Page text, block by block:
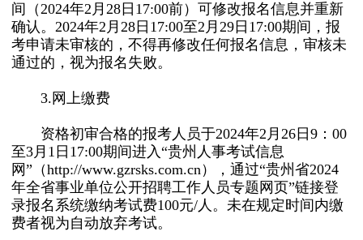
间（2024年2月28日17:00前）可修改报名信息并重新
确认。2024年2月28日17:00至2月29日17:00期间，报
考申请未审核的，不得再修改任何报名信息，审核未
通过的，视为报名失败。
3.网上缴费
资格初审合格的报考人员于2024年2月26日9：00
至3月1日17:00期间进入“贵州人事考试信息
网”（http://www.gzrsks.com.cn），通过“贵州省2024
年全省事业单位公开招聘工作人员专题网页”链接登
录报名系统缴纳考试费100元/人。未在规定时间内缴
费者视为自动放弃考试。